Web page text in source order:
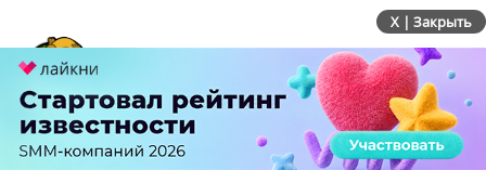
больше года назад
Добрый день! Задавайте любые
дополнительный вопросы по теме, но даже
если все ответы вас устроили, а вы не
X | Закрыть